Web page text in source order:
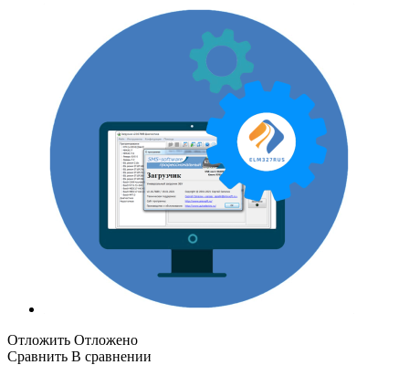
Отложить Отложено
Сравнить В сравнении